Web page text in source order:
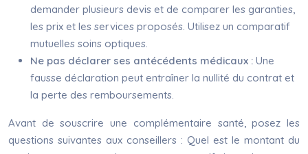
demander plusieurs devis et de comparer les garanties,
les prix et les services proposés. Utilisez un comparatif
mutuelles soins optiques.
Ne pas déclarer ses antécédents médicaux : Une
fausse déclaration peut entraîner la nullité du contrat et
la perte des remboursements.
Avant de souscrire une complémentaire santé, posez les
questions suivantes aux conseillers : Quel est le montant du